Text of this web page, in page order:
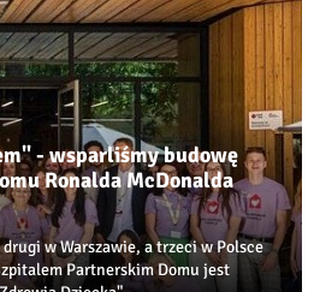
- wsparliśmy budowę
Ronalda McDonalda
w Warszawie, a trzeci w Polsce
Partnerskim Domu jest